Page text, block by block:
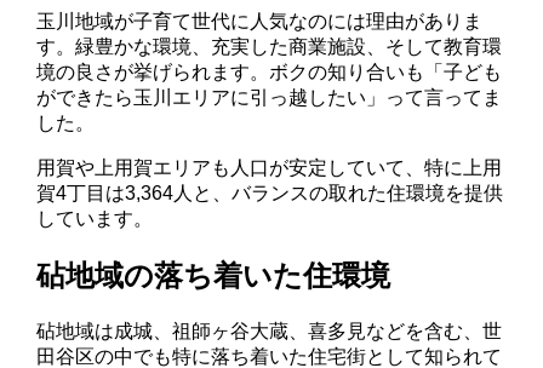
玉川地域が子育て世代に人気なのには理由がありま
す。緑豊かな環境、充実した商業施設、そして教育環
境の良さが挙げられます。ボクの知り合いも「子ども
ができたら玉川エリアに引っ越したい」って言ってま
した。
用賀や上用賀エリアも人口が安定していて、特に上用
賀4丁目は3,364人と、バランスの取れた住環境を提供
しています。
砧地域の落ち着いた住環境
砧地域は成城、祖師ヶ谷大蔵、喜多見などを含む、世
田谷区の中でも特に落ち着いた住宅街として知られて